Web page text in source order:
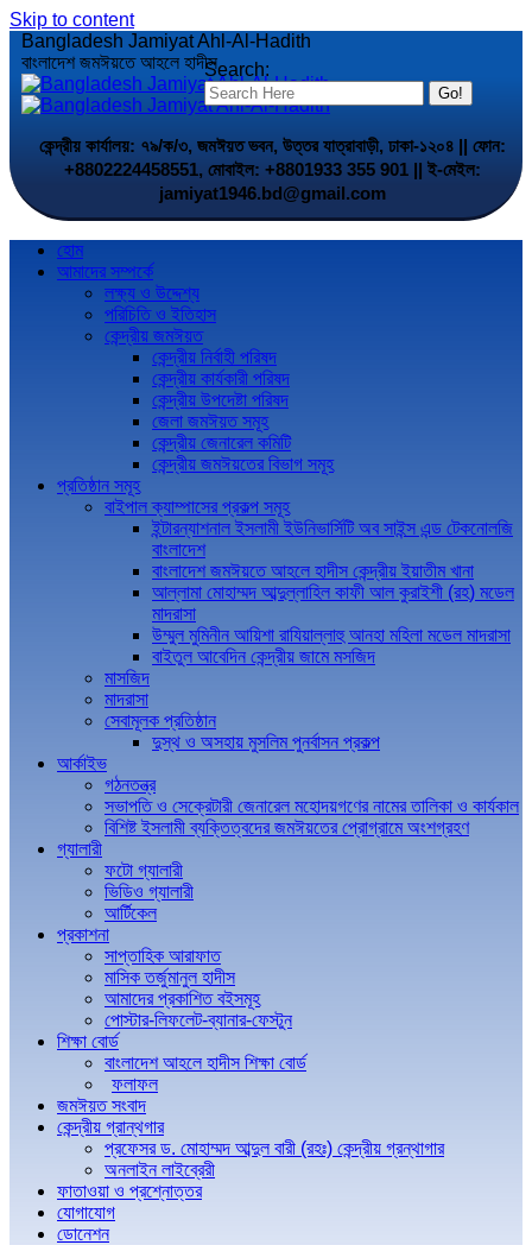
Skip to content
Search:
Bangladesh Jamiyat Ahl-Al-Hadith
বাংলাদেশ জমঈয়তে আহলে হাদীস
কেন্দ্রীয় কার্যালয়: ৭৯/ক/৩, জমঈয়ত ভবন, উত্তর যাত্রাবাড়ী, ঢাকা-১২০৪ || ফোন:
+8802224458551, মোবাইল: +8801933 355 901 || ই-মেইল:
jamiyat1946.bd@gmail.com
হোম
আমাদের সম্পর্কে
লক্ষ্য ও উদ্দেশ্য
পরিচিতি ও ইতিহাস
কেন্দ্রীয় জমঈয়ত
কেন্দ্রীয় নির্বাহী পরিষদ
কেন্দ্রীয় কার্যকারী পরিষদ
কেন্দ্রীয় উপদেষ্টা পরিষদ
জেলা জমঈয়ত সমূহ
কেন্দ্রীয় জেনারেল কমিটি
কেন্দ্রীয় জমঈয়তের বিভাগ সমূহ
প্রতিষ্ঠান সমূহ
বাইপাল ক্যাম্পাসের প্রকল্প সমূহ
ইন্টারন্যাশনাল ইসলামী ইউনিভার্সিটি অব সাইন্স এন্ড টেকনোলজি
বাংলাদেশ
বাংলাদেশ জমঈয়তে আহলে হাদীস কেন্দ্রীয় ইয়াতীম খানা
আল্লামা মোহাম্মদ আব্দুল্লাহিল কাফী আল কুরাইশী (রহ) মডেল
মাদরাসা
উম্মুল মুমিনীন আয়িশা রাযিয়াল্লাহু আনহা মহিলা মডেল মাদরাসা
বাইতুল আবেদিন কেন্দ্রীয় জামে মসজিদ
মাসজিদ
মাদরাসা
সেবামূলক প্রতিষ্ঠান
দুস্থ ও অসহায় মুসলিম পুনর্বাসন প্রকল্প
আর্কাইভ
গঠনতন্ত্র
সভাপতি ও সেক্রেটারী জেনারেল মহোদয়গণের নামের তালিকা ও কার্যকাল
বিশিষ্ট ইসলামী ব্যক্তিত্বদের জমঈয়তের প্রোগ্রামে অংশগ্রহণ
গ্যালারী
ফটো গ্যালারী
ভিডিও গ্যালারী
আর্টিকেল
প্রকাশনা
সাপ্তাহিক আরাফাত
মাসিক তর্জুমানুল হাদীস
আমাদের প্রকাশিত বইসমূহ
পোস্টার-লিফলেট-ব্যানার-ফেস্টুন
শিক্ষা বোর্ড
বাংলাদেশ আহলে হাদীস শিক্ষা বোর্ড
ফলাফল
জমঈয়ত সংবাদ
কেন্দ্রীয় গ্রান্থগার
প্রফেসর ড. মোহাম্মদ আব্দুল বারী (রহঃ) কেন্দ্রীয় গ্রন্থাগার
অনলাইন লাইব্রেরী
ফাতাওয়া ও প্রশ্নোত্তর
যোগাযোগ
ডোনেশন